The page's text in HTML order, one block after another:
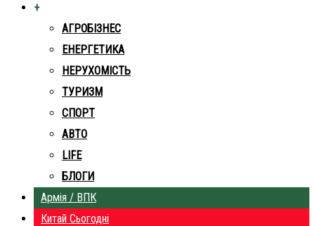
+
АГРОБІЗНЕС
ЕНЕРГЕТИКА
НЕРУХОМІСТЬ
ТУРИЗМ
СПОРТ
АВТО
LIFE
БЛОГИ
Армія / ВПК
Китай Сьогодні